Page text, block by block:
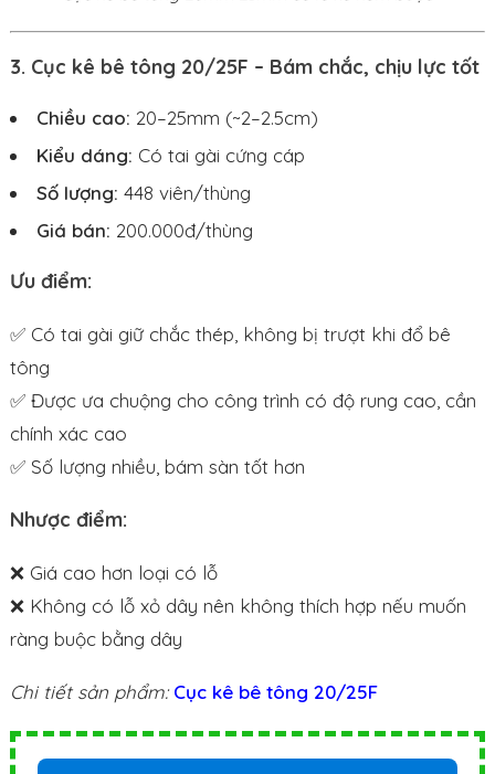
3. Cục kê bê tông 20/25F – Bám chắc, chịu lực tốt
Chiều cao: 20–25mm (~2–2.5cm)
Kiểu dáng: Có tai gài cứng cáp
Số lượng: 448 viên/thùng
Giá bán: 200.000đ/thùng
Ưu điểm:
✅ Có tai gài giữ chắc thép, không bị trượt khi đổ bê
tông
✅ Được ưa chuộng cho công trình có độ rung cao, cần
chính xác cao
✅ Số lượng nhiều, bám sàn tốt hơn
Nhược điểm:
❌ Giá cao hơn loại có lỗ
❌ Không có lỗ xỏ dây nên không thích hợp nếu muốn
ràng buộc bằng dây
Chi tiết sản phẩm: Cục kê bê tông 20/25F